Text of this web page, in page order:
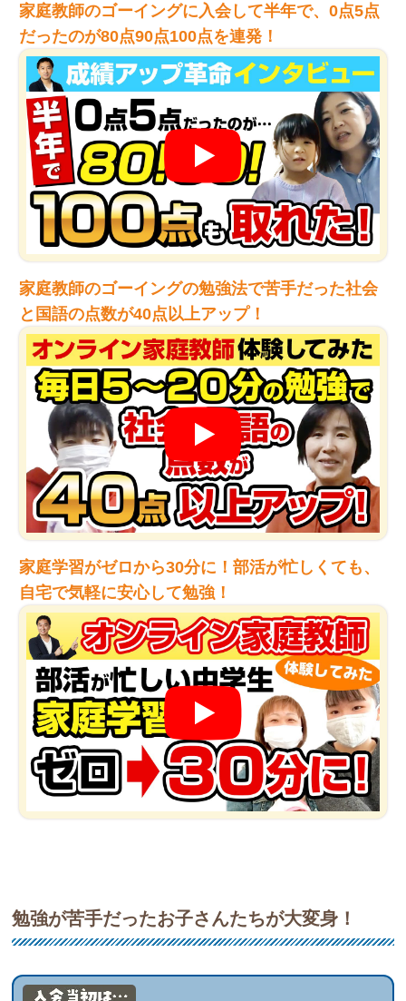
家庭教師のゴーイングに入会して半年で、0点5点
だったのが80点90点100点を連発！
家庭教師のゴーイングの勉強法で苦手だった社会
と国語の点数が40点以上アップ！
家庭学習がゼロから30分に！部活が忙しくても、
自宅で気軽に安心して勉強！
勉強が苦手だったお子さんたちが大変身！